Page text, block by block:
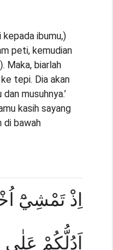
ibumu,)
peti, kemudian
Maka, biarlah
tepi. Dia akan
musuhnya.’
kasih sayang
di bawah
اِذْ تَمْشِيْٓ
اَدُلُّكُمْ